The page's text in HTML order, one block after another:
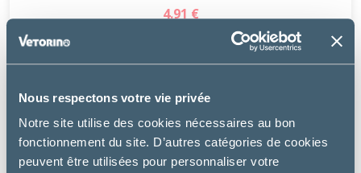
Nous respectons votre vie privée
Notre site utilise des cookies nécessaires au bon
fonctionnement du site. D’autres catégories de cookies
peuvent être utilisées pour personnaliser votre
4.91 €